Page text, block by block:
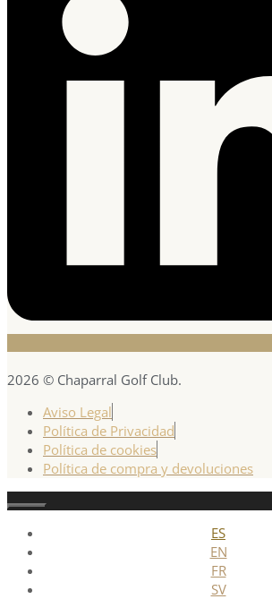
2026 © Chaparral Golf Club.
Aviso Legal
Política de Privacidad
Política de cookies
Política de compra y devoluciones
Cerrar
ES
EN
FR
SV